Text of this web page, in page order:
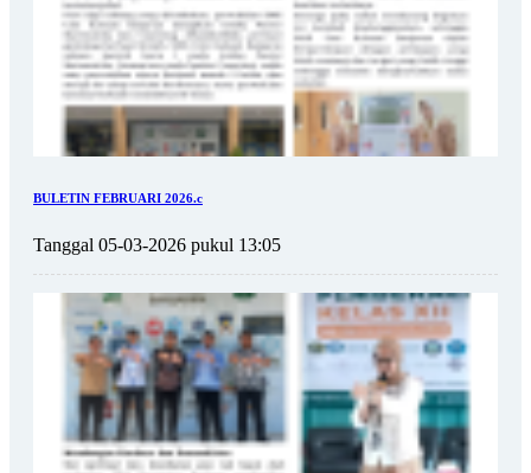
BULETIN FEBRUARI 2026.c
Tanggal 05-03-2026 pukul 13:05